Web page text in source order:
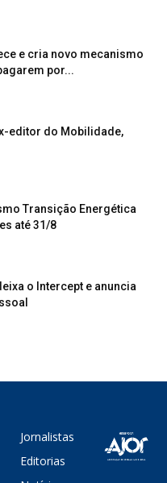
e cria novo mecanismo
por...
editor do Mobilidade,
Transição Energética
até 31/8
o Intercept e anuncia
Jornalistas
Editorias